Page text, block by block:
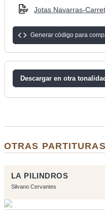
Jotas Navarras-
Generar código para
Descargar en otra
OTRAS
LA PILINDROS
Silvano Cervantes